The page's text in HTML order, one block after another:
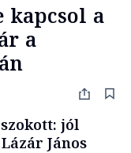
kapcsol a
a
jól
János